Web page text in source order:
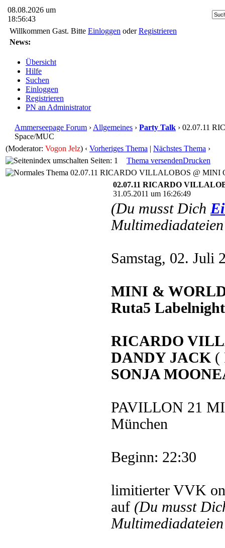
08.08.2026 um
18:56:43
Willkommen Gast. Bitte Einloggen oderRegistrieren
News:
Übersicht
Hilfe
Suchen
Einloggen
Registrieren
PN an Administrator
Ammerseepage Forum › Allgemeines › Party Talk › 02.07.11
Space/MUC
(Moderator: Vogon Jelz) ‹ Vorheriges Thema | Nächstes Thema ›
Seiten: 1
Thema versendenDrucken
02.07.11 RICARDO VILLALOBOS @ MINI
02.07.11 RICARDO
31.05.2011 um 16:26:49
(Du musst Dich
Samstag, 02. Juli
MINI & WORLD
Ruta5
RICARDO
DANDY JACK (
SONJA
PAVILLON 21
München
Beginn: 22:30
limitierter VVK
auf (Du musst